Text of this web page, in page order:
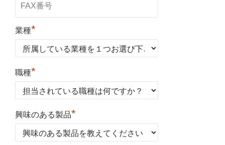
業種*
職種*
興味のある製品*